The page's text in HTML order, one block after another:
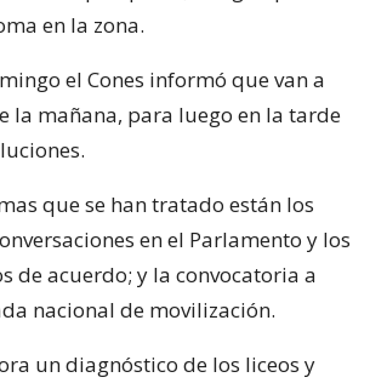
en la zona.
el Cones informó que van a
la mañana, para luego en la tarde
que se han tratado están los
en el Parlamento y los
de acuerdo; y la convocatoria a
nacional de movilización.
un diagnóstico de los liceos y